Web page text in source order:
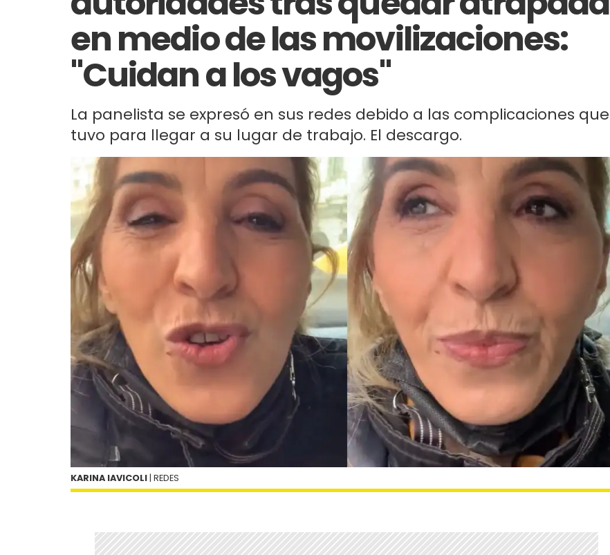
en medio de las movilizaciones:
"Cuidan a los vagos"
La panelista se expresó en sus redes debido a las complicaciones que
tuvo para llegar a su lugar de trabajo. El descargo.
KARINA IAVICOLI | REDES